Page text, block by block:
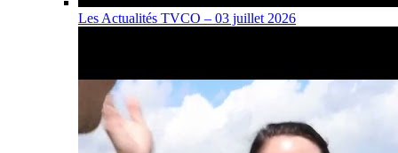
Les Actualités TVCO – 03 juillet 2026